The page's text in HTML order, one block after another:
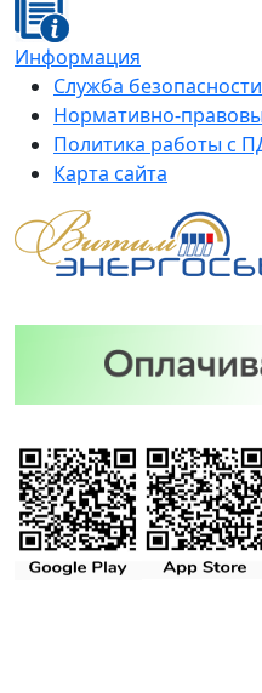
Информация
Служба
Нормативно-
Политика работы с
Карта сайта